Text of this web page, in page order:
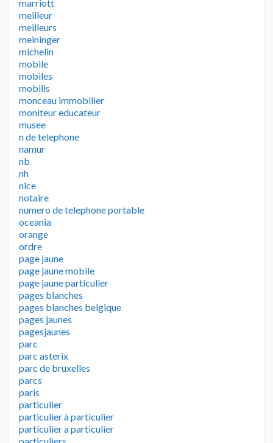
marriott
meilleur
meilleurs
meininger
michelin
mobile
mobiles
mobilis
monceau immobilier
moniteur educateur
musee
n de telephone
namur
nb
nh
nice
notaire
numero de telephone portable
oceania
orange
ordre
page jaune
page jaune mobile
page jaune particulier
pages blanches
pages blanches belgique
pages jaunes
pagesjaunes
parc
parc asterix
parc de bruxelles
parcs
paris
particulier
particulier à particulier
particulier a particulier